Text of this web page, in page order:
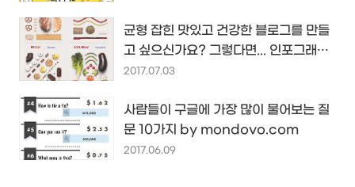
균형 잡힌 맛있고 건강한 블로그를 만들
고 싶으신가요? 그렇다면... 인포그래픽
by Linkedin.com...
2017.07.03
사람들이 구글에 가장 많이 물어보는 질
문 10가지 by mondovo.com
2017.06.09